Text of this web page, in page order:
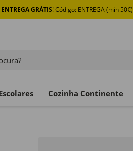
ENTREGA GRÁTIS! Código: ENTREGA (min 50€)
Cozinha Continente